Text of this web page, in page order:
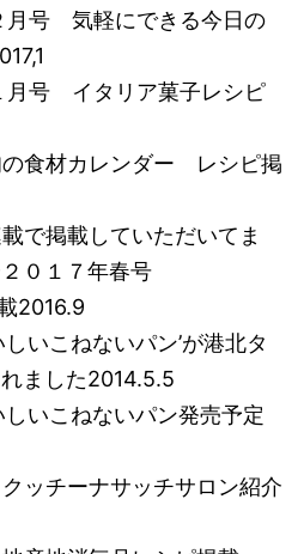
号 気軽にできる今日の
号 イタリア菓子レシピ
食材カレンダー レシピ掲
で掲載していただいてま
０１７年春号
2016.9
いこねないパン’が港北タ
ました2014.5.5
いこねないパン発売予定
ッチーナサッチサロン紹介